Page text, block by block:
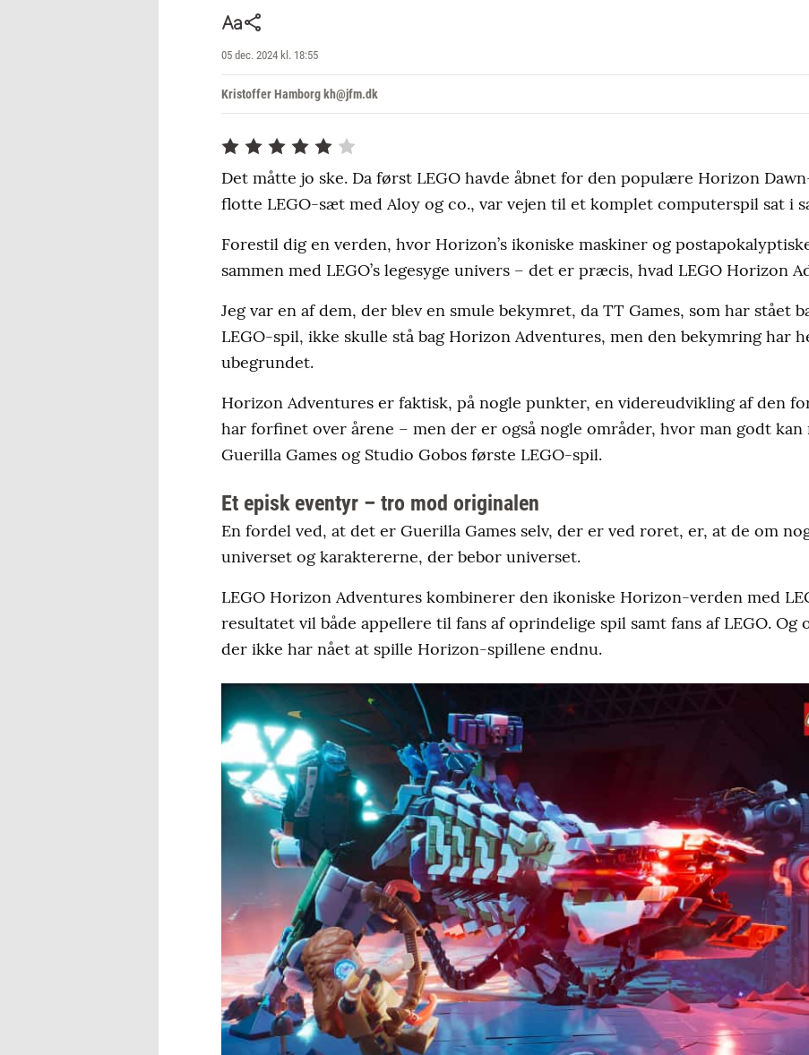
05 dec. 2024 kl. 18:55
Kristoffer Hamborg kh@jfm.dk
Det måtte jo ske. Da først LEGO havde åbnet for den populære Horizon
flotte LEGO-sæt med Aloy og co., var vejen til et komplet computerspil sat i
Forestil dig en verden, hvor Horizon’s ikoniske maskiner og
sammen med LEGO’s legesyge univers – det er præcis, hvad LEGO Horizon
Jeg var en af dem, der blev en smule bekymret, da TT Games, som har stået
LEGO-spil, ikke skulle stå bag Horizon Adventures, men den bekymring har
ubegrundet.
Horizon Adventures er faktisk, på nogle punkter, en videreudvikling af den
har forfinet over årene – men der er også nogle områder, hvor man godt
Guerilla Games og Studio Gobos første LEGO-spil.
Et episk eventyr – tro mod originalen
En fordel ved, at det er Guerilla Games selv, der er ved roret, er, at de om
universet og karaktererne, der bebor universet.
LEGO Horizon Adventures kombinerer den ikoniske Horizon-verden med
resultatet vil både appellere til fans af oprindelige spil samt fans af LEGO. Og
der ikke har nået at spille Horizon-spillene endnu.